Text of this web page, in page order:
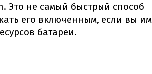
Это не самый быстрый способ
его включенным, если вы им
батареи.